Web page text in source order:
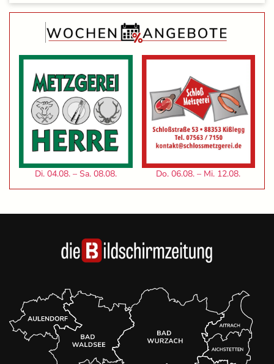
Di. 04.08. – Sa. 08.08. Do. 06.08. – Mi. 12.08.